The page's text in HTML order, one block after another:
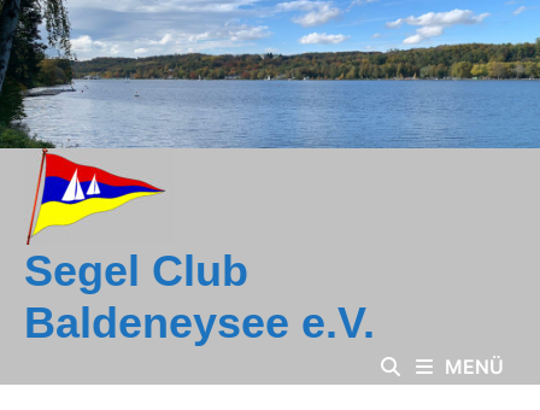
Zum
Inhalt
springen
Segel Club
Baldeneysee e.V.
MENÜ